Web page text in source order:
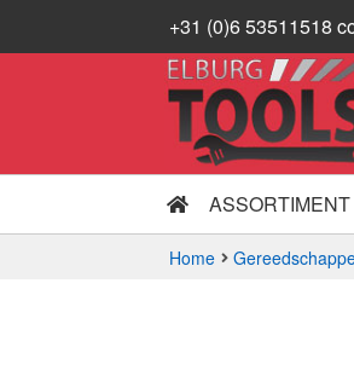
+31 (0)6 53511518
Ga
door
naar
navigatie
Ga
naar
inhoud
ASSORTIMENT
Home